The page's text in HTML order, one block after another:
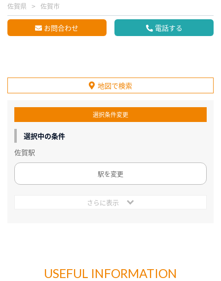
佐賀県 佐賀市
お問合わせ 電話する
地図で検索
選択条件変更
選択中の条件
佐賀駅
駅を変更
さらに表示
USEFUL INFORMATION